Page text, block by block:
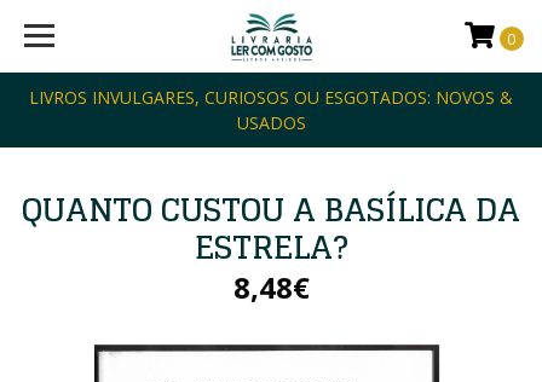
LIVROS INVULGARES, CURIOSOS OU ESGOTADOS: NOVOS &
USADOS
0
QUANTO CUSTOU A BASÍLICA DA
ESTRELA?
8,48€